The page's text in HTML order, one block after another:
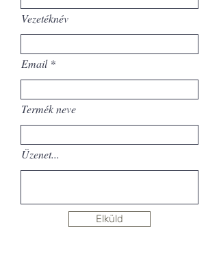
Vezetéknév
Email
Termék neve
Üzenet...
Elküld